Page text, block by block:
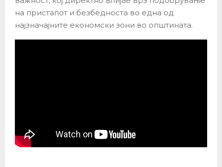
на пристапот и безбедноста во една од
најзначајните економски зони во општината.